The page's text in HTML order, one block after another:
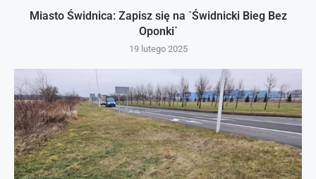
Miasto Świdnica: Zapisz się na `Świdnicki Bieg Bez
Oponki`
19 lutego 2025